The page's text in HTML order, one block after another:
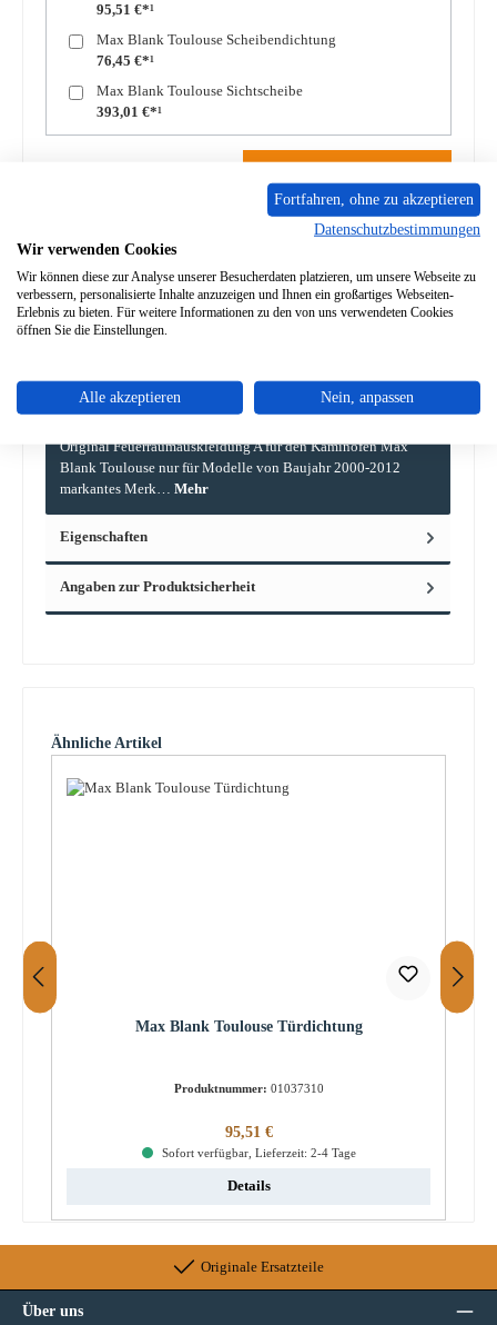
95,51 €*¹
Max Blank Toulouse Scheibendichtung
76,45 €*¹
Max Blank Toulouse Sichtscheibe
393,01 €*¹
Frage zum Produkt
Beschreibung
Original Feuerraumauskleidung A für den Kaminofen Max
Blank Toulouse nur für Modelle von Baujahr 2000-2012
markantes Merk… Mehr
Eigenschaften
Angaben zur Produktsicherheit
Produktgalerie überspringen
Ähnliche Artikel
Max Blank Toulouse Türdichtung
Produktnummer: 01037310
Regulärer Preis:
95,51 €
Sofort verfügbar, Lieferzeit: 2-4 Tage
Details
Originale Ersatzteile
Über uns
Fortfahren, ohne zu akzeptieren
Datenschutzbestimmungen
Wir verwenden Cookies
Wir können diese zur Analyse unserer Besucherdaten platzieren, um unsere Webseite zu
verbessern, personalisierte Inhalte anzuzeigen und Ihnen ein großartiges Webseiten-
Erlebnis zu bieten. Für weitere Informationen zu den von uns verwendeten Cookies
öffnen Sie die Einstellungen.
Alle akzeptieren Nein, anpassen